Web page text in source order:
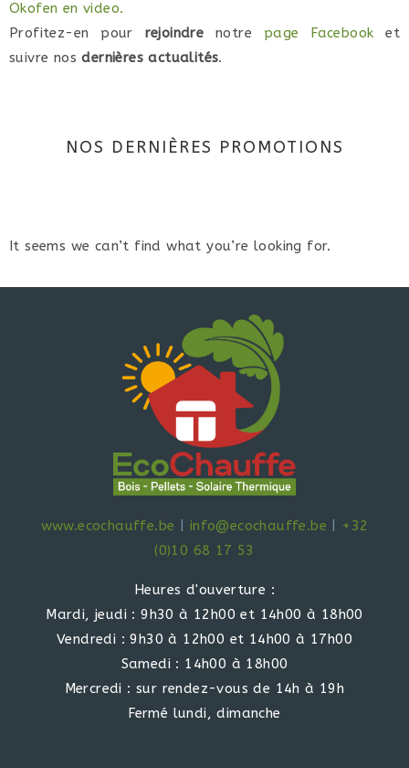
Okofen en video.
Profitez-en pour rejoindre notre page Facebook et
suivre nosdernières actualités.
NOS DERNIÈRES PROMOTIONS
It seems we can’t find what you’re looking for.
www.ecochauffe.be info@ecochauffe.be
+32
(0)10 68 17 53
Heures d'ouverture :
Mardi, jeudi : 9h30 à 12h00 et 14h00 à 18h00
Vendredi : 9h30 à 12h00 et 14h00 à 17h00
Samedi : 14h00 à 18h00
Mercredi : sur rendez-vous de 14h à 19h
Fermé lundi, dimanche